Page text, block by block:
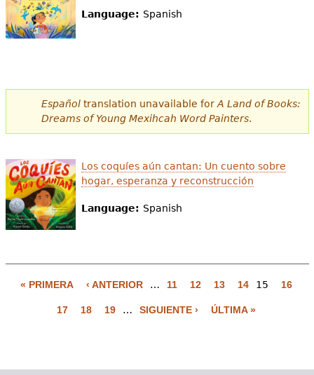
Language: Spanish
Españoltranslation unavailable forA Land of Books:
Dreams of Young Mexihcah Word Painters.
Los coquíes aún cantan: Un cuento sobre
hogar, esperanza y reconstrucción
Language: Spanish
« PRIMERA ‹ ANTERIOR … 11 12 13 14 15 16
17 18 19 … SIGUIENTE › ÚLTIMA »